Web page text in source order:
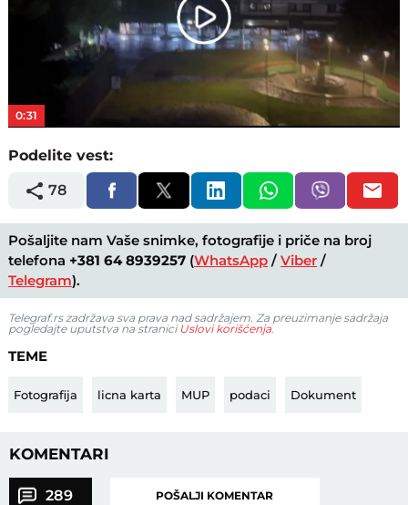
Play
Video
0:31
Podelite vest:
78
Pošaljite nam Vaše snimke, fotografije i priče na broj
telefona +381 64 8939257 (WhatsApp /Viber /
Telegram).
Telegraf.rs zadržava sva prava nad sadržajem. Za preuzimanje sadržaja
pogledajte uputstva na stranici Uslovi korišćenja.
TEME
Fotografija licna karta MUP podaci Dokument
KOMENTARI
289 POŠALJI KOMENTAR